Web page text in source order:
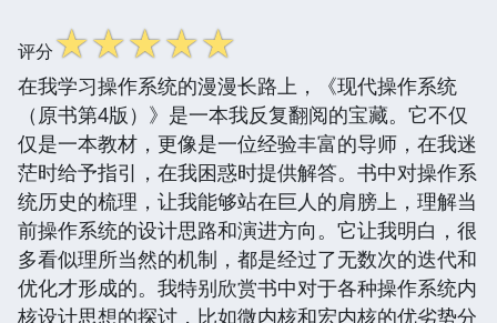
评分☆☆☆☆☆
在我学习操作系统的漫漫长路上，《现代操作系统
（原书第4版）》是一本我反复翻阅的宝藏。它不仅
仅是一本教材，更像是一位经验丰富的导师，在我迷
茫时给予指引，在我困惑时提供解答。书中对操作系
统历史的梳理，让我能够站在巨人的肩膀上，理解当
前操作系统的设计思路和演进方向。它让我明白，很
多看似理所当然的机制，都是经过了无数次的迭代和
优化才形成的。我特别欣赏书中对于各种操作系统内
核设计思想的探讨，比如微内核和宏内核的优劣势分